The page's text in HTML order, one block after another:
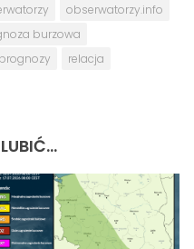
obserwatorzy.info
burzowa
prognozy
relacja